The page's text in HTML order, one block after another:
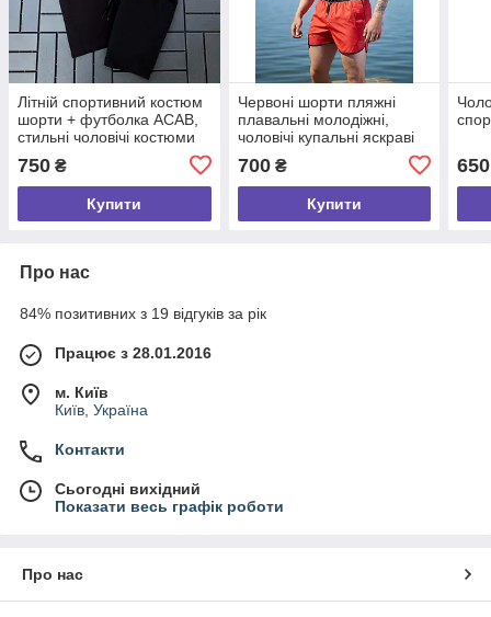
Літній спортивний костюм
шорти + футболка ACAB,
стильні чоловічі костюми
виробника
750 ₴
Купити
Червоні шорти пляжні
плавальні молодіжні,
чоловічі купальні яскраві
плавки для пляжу (шорти
для купання)
700₴
Купити
650
Про нас
84% позитивних з 19 відгуків за рік
Працює з 28.01.2016
м. Київ
Київ, Україна
Контакти
Сьогодні вихідний
Показати весь графік роботи
Про нас